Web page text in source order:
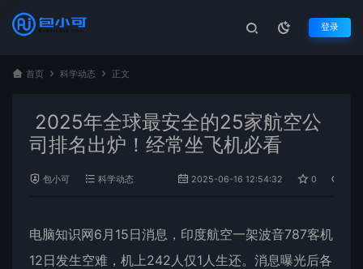
登录
首页 科学动态 正文
2025年全球最安全的25家航空公
司排名出炉！经常坐飞机必看
包小可 科学动态 2025-06-16 12:54:32 0
电脑知识网6月15日消息，印度航空一架波音787客机
12日发生空难，机上242人仅1人生还。消息曝光后各